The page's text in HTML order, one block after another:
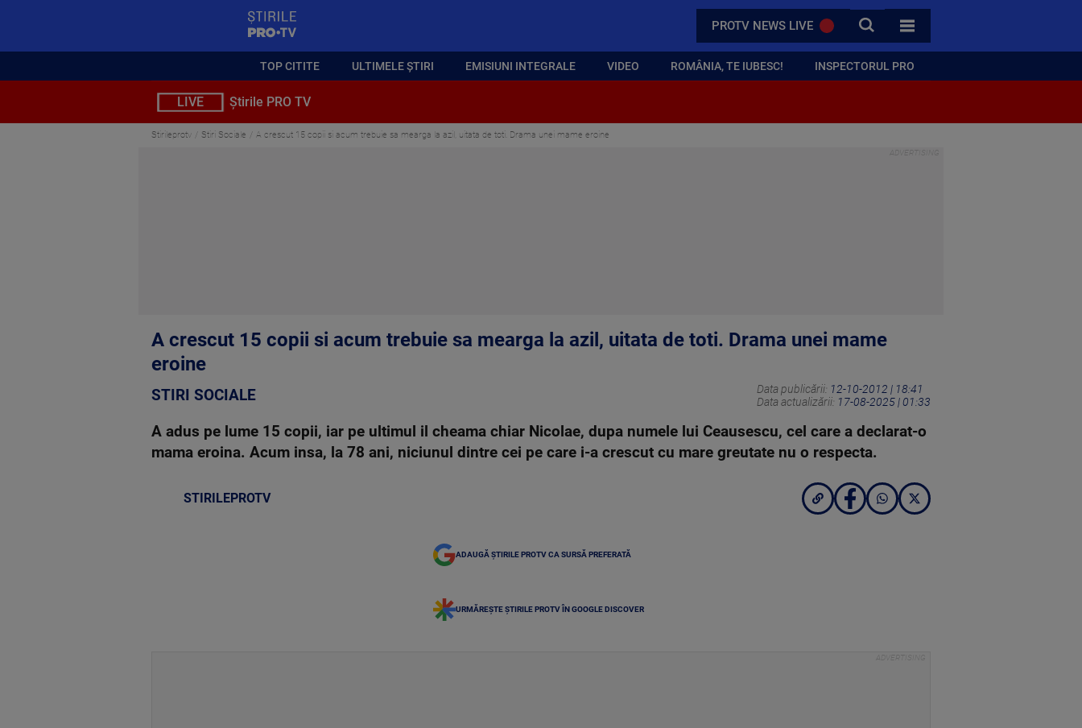
PROTV NEWS LIVE CAUTA
TOATE CATEGORIILE
TOP CITITE ULTIMELE ȘTIRI EMISIUNI INTEGRALE VIDEO ROMÂNIA, TE IUBESC! INSPECTORUL PRO
LIVE Știrile PRO TV
Stirileprotv Stiri Sociale A crescut 15 copii si acum trebuie sa mearga la azil, uitata de toti. Drama unei mame eroine
A crescut 15 copii si acum trebuie sa mearga la azil, uitata de toti. Drama unei mame
eroine
STIRI SOCIALE Data publicării: 12-10-2012 | 18:41
Data actualizării: 17-08-2025 | 01:33
A adus pe lume 15 copii, iar pe ultimul il cheama chiar Nicolae, dupa numele lui Ceausescu, cel care a declarat-o
mama eroina. Acum insa, la 78 ani, niciunul dintre cei pe care i-a crescut cu mare greutate nu o respecta.
STIRILEPROTV
ADAUGĂ ȘTIRILE PROTV CA SURSĂ PREFERATĂ
URMĂREȘTE ȘTIRILE PROTV ÎN GOOGLE DISCOVER